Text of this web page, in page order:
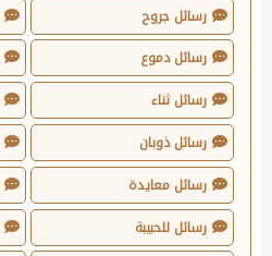
رسائل جروح
رسائل دموع
رسائل ثناء
رسائل ذوبان
رسائل معايدة
رسائل للحبيبة